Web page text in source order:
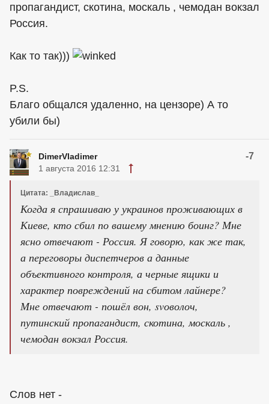
пропагандист, скотина, москаль , чемодан вокзал
Россия.
Как то так)))
P.S.
Благо общался удаленно, на цензоре) А то
убили бы)
DimerVladimer -7
1 августа 2016 12:31
Цитата: _Владислав_
Когда я спрашиваю у украинов проживающих в
Киеве, кто сбил по вашему мнению боинг? Мне
ясно отвечают - Россия. Я говорю, как же так,
а переговоры диспетчеров а данные
объективного контроля, а черные ящики и
характер повреждений на сбитом лайнере?
Мне отвечают - пошёл вон, svоволоч,
путинский пропагандист, скотина, москаль ,
чемодан вокзал Россия.
Слов нет -